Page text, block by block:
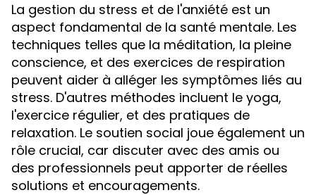
La gestion du stress et de l'anxiété est un
aspect fondamental de la santé mentale. Les
techniques telles que la méditation, la pleine
conscience, et des exercices de respiration
peuvent aider à alléger les symptômes liés au
stress. D'autres méthodes incluent le yoga,
l'exercice régulier, et des pratiques de
relaxation. Le soutien social joue également un
rôle crucial, car discuter avec des amis ou
des professionnels peut apporter de réelles
solutions et encouragements.